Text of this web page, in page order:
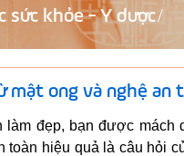
sức khỏe - Y dược
mật ong và nghệ an
làm đẹp, bạn được
toàn hiệu quả là câu hỏi